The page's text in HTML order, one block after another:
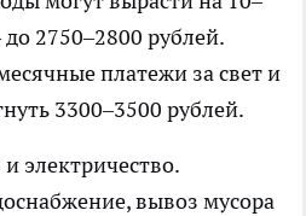
2750–2800 рублей.
платежи за свет и
3300–3500 рублей.
и электричество.
вывоз мусора